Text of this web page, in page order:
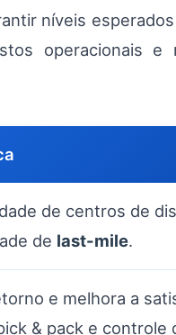
níveis
operacionais e
de centros de
de last-mile.
e melhora a
& pack e controle